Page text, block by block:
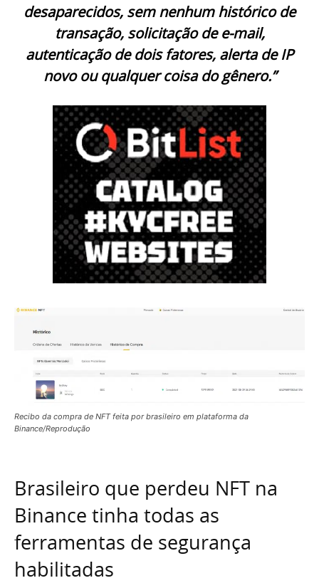
desaparecidos, sem nenhum histórico de
transação, solicitação de e-mail,
autenticação de dois fatores, alerta de IP
novo ou qualquer coisa do gênero.”
Recibo da compra de NFT feita por brasileiro em plataforma da
Binance/Reprodução
Brasileiro que perdeu NFT na
Binance tinha todas as
ferramentas de segurança
habilitadas